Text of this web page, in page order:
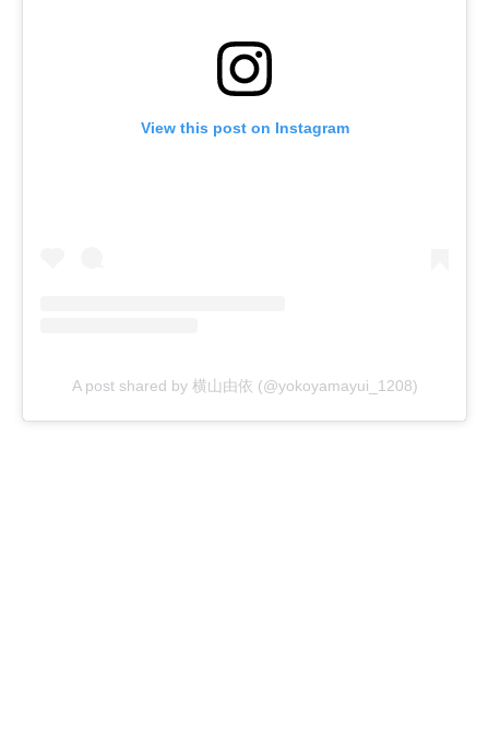
View this post on Instagram
A post shared by 横山由依 (@yokoyamayui_1208)